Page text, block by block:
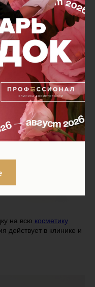
на всю косметику
действует в клинике и